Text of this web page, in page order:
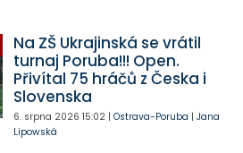
Na ZŠ Ukrajinská se vrátil
turnaj Poruba!!! Open.
Přivítal 75 hráčů z Česka i
Slovenska
6. srpna 2026 15:02| Ostrava-Poruba | Jana
Lipowská